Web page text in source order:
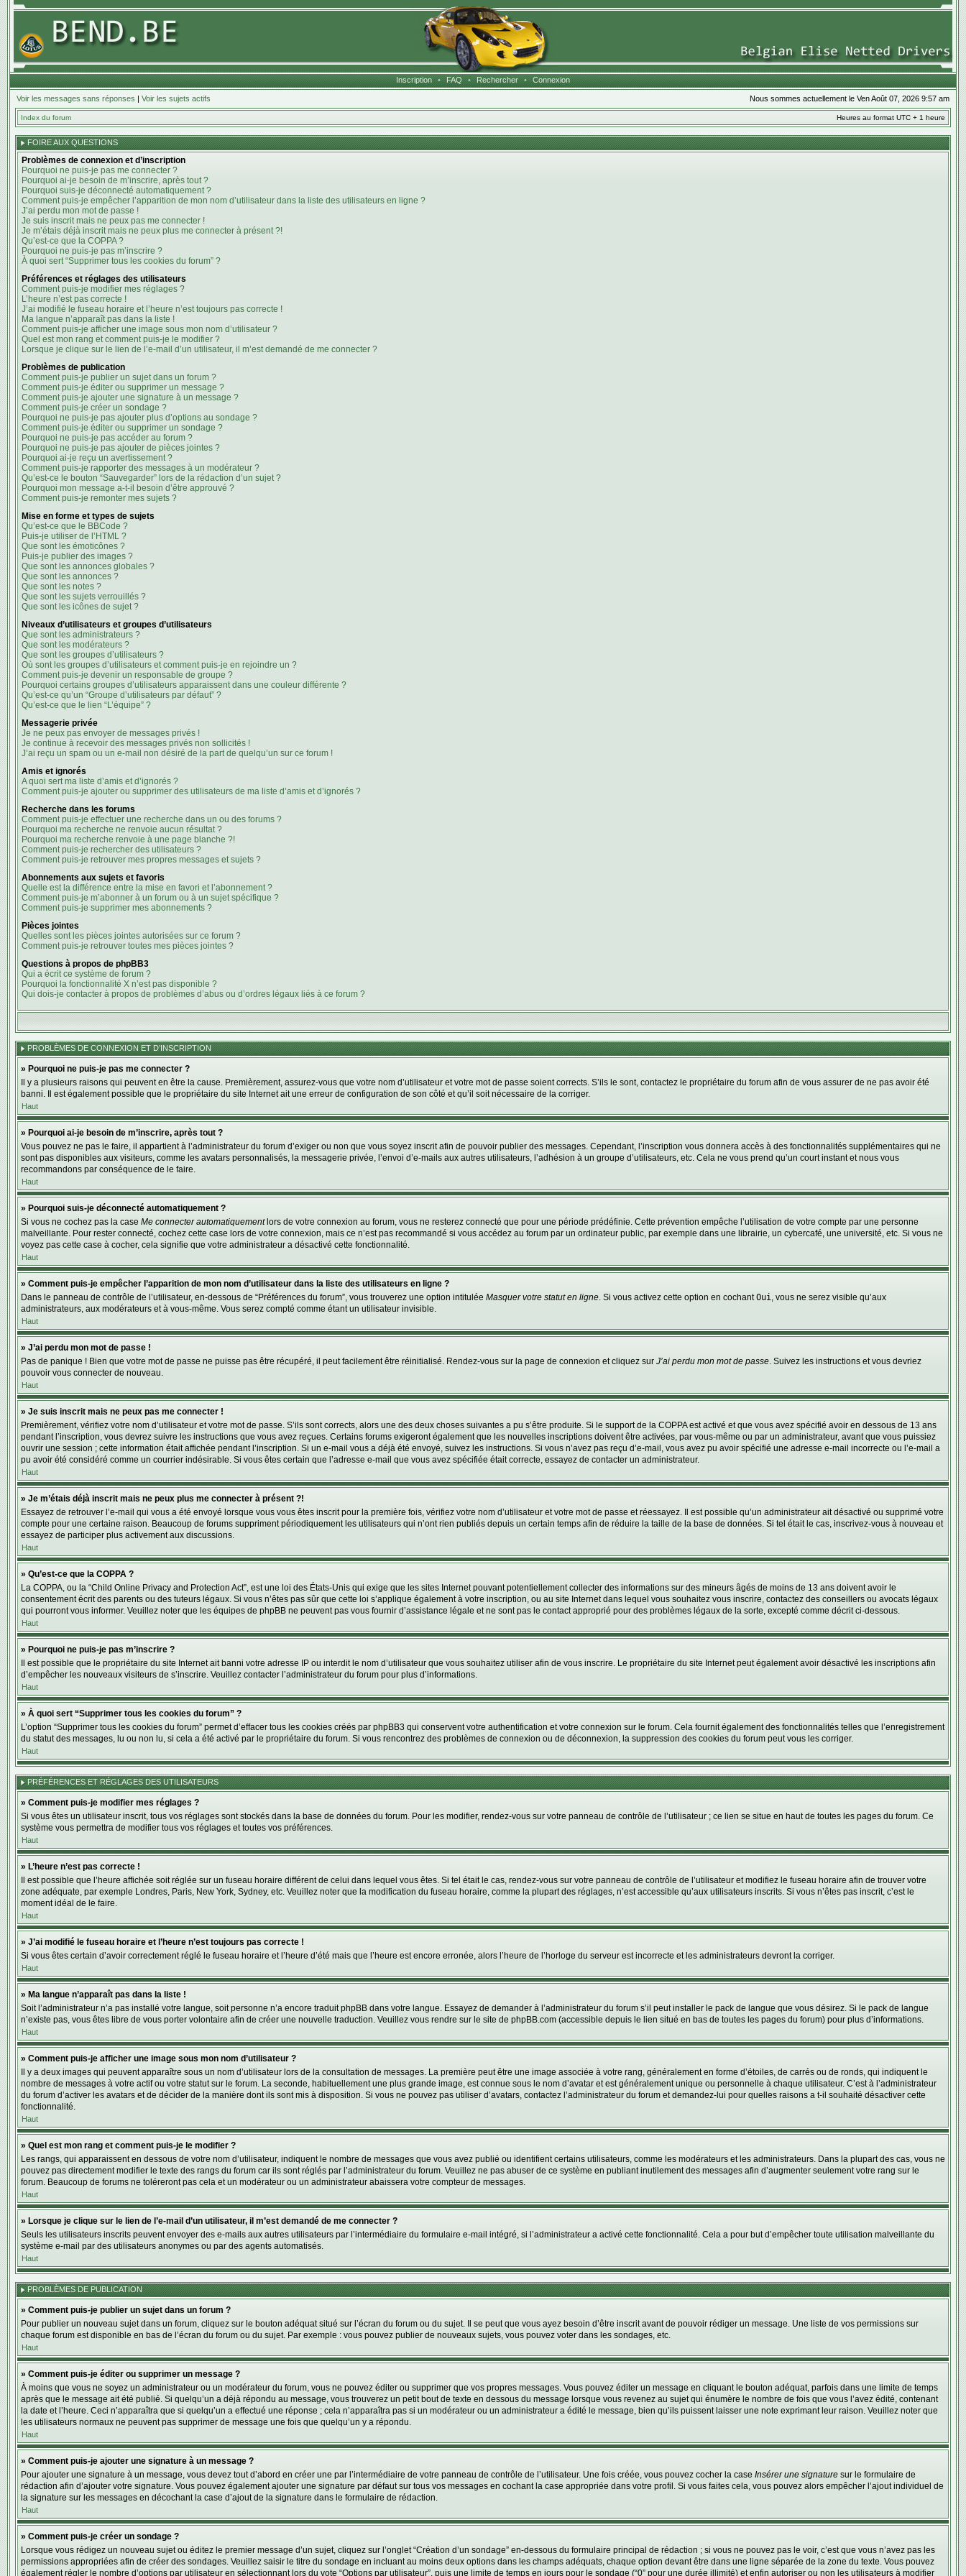
Inscription • FAQ • Rechercher • Connexion
Voir les messages sans réponses | Voir les sujets actifs Nous sommes actuellement le Ven Août 07, 2026 9:57 am
Index du forum Heures au format UTC + 1 heure
FOIRE AUX QUESTIONS
Problèmes de connexion et d’inscription
Pourquoi ne puis-je pas me connecter ?
Pourquoi ai-je besoin de m’inscrire, après tout ?
Pourquoi suis-je déconnecté automatiquement ?
Comment puis-je empêcher l’apparition de mon nom d’utilisateur dans la liste des utilisateurs en ligne ?
J’ai perdu mon mot de passe !
Je suis inscrit mais ne peux pas me connecter !
Je m’étais déjà inscrit mais ne peux plus me connecter à présent ?!
Qu’est-ce que la COPPA ?
Pourquoi ne puis-je pas m’inscrire ?
À quoi sert “Supprimer tous les cookies du forum” ?
Préférences et réglages des utilisateurs
Comment puis-je modifier mes réglages ?
L’heure n’est pas correcte !
J’ai modifié le fuseau horaire et l’heure n’est toujours pas correcte !
Ma langue n’apparaît pas dans la liste !
Comment puis-je afficher une image sous mon nom d’utilisateur ?
Quel est mon rang et comment puis-je le modifier ?
Lorsque je clique sur le lien de l’e-mail d’un utilisateur, il m’est demandé de me connecter ?
Problèmes de publication
Comment puis-je publier un sujet dans un forum ?
Comment puis-je éditer ou supprimer un message ?
Comment puis-je ajouter une signature à un message ?
Comment puis-je créer un sondage ?
Pourquoi ne puis-je pas ajouter plus d’options au sondage ?
Comment puis-je éditer ou supprimer un sondage ?
Pourquoi ne puis-je pas accéder au forum ?
Pourquoi ne puis-je pas ajouter de pièces jointes ?
Pourquoi ai-je reçu un avertissement ?
Comment puis-je rapporter des messages à un modérateur ?
Qu’est-ce le bouton “Sauvegarder” lors de la rédaction d’un sujet ?
Pourquoi mon message a-t-il besoin d’être approuvé ?
Comment puis-je remonter mes sujets ?
Mise en forme et types de sujets
Qu’est-ce que le BBCode ?
Puis-je utiliser de l’HTML ?
Que sont les émoticônes ?
Puis-je publier des images ?
Que sont les annonces globales ?
Que sont les annonces ?
Que sont les notes ?
Que sont les sujets verrouillés ?
Que sont les icônes de sujet ?
Niveaux d’utilisateurs et groupes d’utilisateurs
Que sont les administrateurs ?
Que sont les modérateurs ?
Que sont les groupes d’utilisateurs ?
Où sont les groupes d’utilisateurs et comment puis-je en rejoindre un ?
Comment puis-je devenir un responsable de groupe ?
Pourquoi certains groupes d’utilisateurs apparaissent dans une couleur différente ?
Qu’est-ce qu’un “Groupe d’utilisateurs par défaut” ?
Qu’est-ce que le lien “L’équipe” ?
Messagerie privée
Je ne peux pas envoyer de messages privés !
Je continue à recevoir des messages privés non sollicités !
J’ai reçu un spam ou un e-mail non désiré de la part de quelqu’un sur ce forum !
Amis et ignorés
A quoi sert ma liste d’amis et d’ignorés ?
Comment puis-je ajouter ou supprimer des utilisateurs de ma liste d’amis et d’ignorés ?
Recherche dans les forums
Comment puis-je effectuer une recherche dans un ou des forums ?
Pourquoi ma recherche ne renvoie aucun résultat ?
Pourquoi ma recherche renvoie à une page blanche ?!
Comment puis-je rechercher des utilisateurs ?
Comment puis-je retrouver mes propres messages et sujets ?
Abonnements aux sujets et favoris
Quelle est la différence entre la mise en favori et l’abonnement ?
Comment puis-je m’abonner à un forum ou à un sujet spécifique ?
Comment puis-je supprimer mes abonnements ?
Pièces jointes
Quelles sont les pièces jointes autorisées sur ce forum ?
Comment puis-je retrouver toutes mes pièces jointes ?
Questions à propos de phpBB3
Qui a écrit ce système de forum ?
Pourquoi la fonctionnalité X n’est pas disponible ?
Qui dois-je contacter à propos de problèmes d’abus ou d’ordres légaux liés à ce forum ?
PROBLÈMES DE CONNEXION ET D’INSCRIPTION
» Pourquoi ne puis-je pas me connecter ?
Il y a plusieurs raisons qui peuvent en être la cause. Premièrement, assurez-vous que votre nom d’utilisateur et votre mot de passe soient corrects. S’ils le sont, contactez le propriétaire du forum afin de vous assurer de ne pas avoir été
banni. Il est également possible que le propriétaire du site Internet ait une erreur de configuration de son côté et qu’il soit nécessaire de la corriger.
Haut
» Pourquoi ai-je besoin de m’inscrire, après tout ?
Vous pouvez ne pas le faire, il appartient à l’administrateur du forum d’exiger ou non que vous soyez inscrit afin de pouvoir publier des messages. Cependant, l’inscription vous donnera accès à des fonctionnalités supplémentaires qui ne
sont pas disponibles aux visiteurs, comme les avatars personnalisés, la messagerie privée, l’envoi d’e-mails aux autres utilisateurs, l’adhésion à un groupe d’utilisateurs, etc. Cela ne vous prend qu’un court instant et nous vous
recommandons par conséquence de le faire.
Haut
» Pourquoi suis-je déconnecté automatiquement ?
Si vous ne cochez pas la case Me connecter automatiquementlors de votre connexion au forum, vous ne resterez connecté que pour une période prédéfinie. Cette prévention empêche l’utilisation de votre compte par une personne
malveillante. Pour rester connecté, cochez cette case lors de votre connexion, mais ce n’est pas recommandé si vous accédez au forum par un ordinateur public, par exemple dans une librairie, un cybercafé, une université, etc. Si vous ne
voyez pas cette case à cocher, cela signifie que votre administrateur a désactivé cette fonctionnalité.
Haut
» Comment puis-je empêcher l’apparition de mon nom d’utilisateur dans la liste des utilisateurs en ligne ?
Dans le panneau de contrôle de l’utilisateur, en-dessous de “Préférences du forum”, vous trouverez une option intitulée Masquer votre statut en ligne. Si vous activez cette option en cochantOui, vous ne serez visible qu’aux
administrateurs, aux modérateurs et à vous-même. Vous serez compté comme étant un utilisateur invisible.
Haut
» J’ai perdu mon mot de passe !
Pas de panique ! Bien que votre mot de passe ne puisse pas être récupéré, il peut facilement être réinitialisé. Rendez-vous sur la page de connexion et cliquez sur J’ai perdu mon mot de passe. Suivez les instructions et vous devriez
pouvoir vous connecter de nouveau.
Haut
» Je suis inscrit mais ne peux pas me connecter !
Premièrement, vérifiez votre nom d’utilisateur et votre mot de passe. S’ils sont corrects, alors une des deux choses suivantes a pu s’être produite. Si le support de la COPPA est activé et que vous avez spécifié avoir en dessous de 13 ans
pendant l’inscription, vous devrez suivre les instructions que vous avez reçues. Certains forums exigeront également que les nouvelles inscriptions doivent être activées, par vous-même ou par un administrateur, avant que vous puissiez
ouvrir une session ; cette information était affichée pendant l’inscription. Si un e-mail vous a déjà été envoyé, suivez les instructions. Si vous n’avez pas reçu d’e-mail, vous avez pu avoir spécifié une adresse e-mail incorrecte ou l’e-mail a
pu avoir été considéré comme un courrier indésirable. Si vous êtes certain que l’adresse e-mail que vous avez spécifiée était correcte, essayez de contacter un administrateur.
Haut
» Je m’étais déjà inscrit mais ne peux plus me connecter à présent ?!
Essayez de retrouver l’e-mail qui vous a été envoyé lorsque vous vous êtes inscrit pour la première fois, vérifiez votre nom d’utilisateur et votre mot de passe et réessayez. Il est possible qu’un administrateur ait désactivé ou supprimé votre
compte pour une certaine raison. Beaucoup de forums suppriment périodiquement les utilisateurs qui n’ont rien publiés depuis un certain temps afin de réduire la taille de la base de données. Si tel était le cas, inscrivez-vous à nouveau et
essayez de participer plus activement aux discussions.
Haut
» Qu’est-ce que la COPPA ?
La COPPA, ou la “Child Online Privacy and Protection Act”, est une loi des États-Unis qui exige que les sites Internet pouvant potentiellement collecter des informations sur des mineurs âgés de moins de 13 ans doivent avoir le
consentement écrit des parents ou des tuteurs légaux. Si vous n’êtes pas sûr que cette loi s’applique également à votre inscription, ou au site Internet dans lequel vous souhaitez vous inscrire, contactez des conseillers ou avocats légaux
qui pourront vous informer. Veuillez noter que les équipes de phpBB ne peuvent pas vous fournir d’assistance légale et ne sont pas le contact approprié pour des problèmes légaux de la sorte, excepté comme décrit ci-dessous.
Haut
» Pourquoi ne puis-je pas m’inscrire ?
Il est possible que le propriétaire du site Internet ait banni votre adresse IP ou interdit le nom d’utilisateur que vous souhaitez utiliser afin de vous inscrire. Le propriétaire du site Internet peut également avoir désactivé les inscriptions afin
d’empêcher les nouveaux visiteurs de s’inscrire. Veuillez contacter l’administrateur du forum pour plus d’informations.
Haut
» À quoi sert “Supprimer tous les cookies du forum” ?
L’option “Supprimer tous les cookies du forum” permet d’effacer tous les cookies créés par phpBB3 qui conservent votre authentification et votre connexion sur le forum. Cela fournit également des fonctionnalités telles que l’enregistrement
du statut des messages, lu ou non lu, si cela a été activé par le propriétaire du forum. Si vous rencontrez des problèmes de connexion ou de déconnexion, la suppression des cookies du forum peut vous les corriger.
Haut
PRÉFÉRENCES ET RÉGLAGES DES UTILISATEURS
» Comment puis-je modifier mes réglages ?
Si vous êtes un utilisateur inscrit, tous vos réglages sont stockés dans la base de données du forum. Pour les modifier, rendez-vous sur votre panneau de contrôle de l’utilisateur ; ce lien se situe en haut de toutes les pages du forum. Ce
système vous permettra de modifier tous vos réglages et toutes vos préférences.
Haut
» L’heure n’est pas correcte !
Il est possible que l’heure affichée soit réglée sur un fuseau horaire différent de celui dans lequel vous êtes. Si tel était le cas, rendez-vous sur votre panneau de contrôle de l’utilisateur et modifiez le fuseau horaire afin de trouver votre
zone adéquate, par exemple Londres, Paris, New York, Sydney, etc. Veuillez noter que la modification du fuseau horaire, comme la plupart des réglages, n’est accessible qu’aux utilisateurs inscrits. Si vous n’êtes pas inscrit, c’est le
moment idéal de le faire.
Haut
» J’ai modifié le fuseau horaire et l’heure n’est toujours pas correcte !
Si vous êtes certain d’avoir correctement réglé le fuseau horaire et l’heure d’été mais que l’heure est encore erronée, alors l’heure de l’horloge du serveur est incorrecte et les administrateurs devront la corriger.
Haut
» Ma langue n’apparaît pas dans la liste !
Soit l’administrateur n’a pas installé votre langue, soit personne n’a encore traduit phpBB dans votre langue. Essayez de demander à l’administrateur du forum s’il peut installer le pack de langue que vous désirez. Si le pack de langue
n’existe pas, vous êtes libre de vous porter volontaire afin de créer une nouvelle traduction. Veuillez vous rendre sur le site de phpBB.com (accessible depuis le lien situé en bas de toutes les pages du forum) pour plus d’informations.
Haut
» Comment puis-je afficher une image sous mon nom d’utilisateur ?
Il y a deux images qui peuvent apparaître sous un nom d’utilisateur lors de la consultation de messages. La première peut être une image associée à votre rang, généralement en forme d’étoiles, de carrés ou de ronds, qui indiquent le
nombre de messages à votre actif ou votre statut sur le forum. La seconde, habituellement une plus grande image, est connue sous le nom d’avatar et est généralement unique ou personnelle à chaque utilisateur. C’est à l’administrateur
du forum d’activer les avatars et de décider de la manière dont ils sont mis à disposition. Si vous ne pouvez pas utiliser d’avatars, contactez l’administrateur du forum et demandez-lui pour quelles raisons a t-il souhaité désactiver cette
fonctionnalité.
Haut
» Quel est mon rang et comment puis-je le modifier ?
Les rangs, qui apparaissent en dessous de votre nom d’utilisateur, indiquent le nombre de messages que vous avez publié ou identifient certains utilisateurs, comme les modérateurs et les administrateurs. Dans la plupart des cas, vous ne
pouvez pas directement modifier le texte des rangs du forum car ils sont réglés par l’administrateur du forum. Veuillez ne pas abuser de ce système en publiant inutilement des messages afin d’augmenter seulement votre rang sur le
forum. Beaucoup de forums ne toléreront pas cela et un modérateur ou un administrateur abaissera votre compteur de messages.
Haut
» Lorsque je clique sur le lien de l’e-mail d’un utilisateur, il m’est demandé de me connecter ?
Seuls les utilisateurs inscrits peuvent envoyer des e-mails aux autres utilisateurs par l’intermédiaire du formulaire e-mail intégré, si l’administrateur a activé cette fonctionnalité. Cela a pour but d’empêcher toute utilisation malveillante du
système e-mail par des utilisateurs anonymes ou par des agents automatisés.
Haut
PROBLÈMES DE PUBLICATION
» Comment puis-je publier un sujet dans un forum ?
Pour publier un nouveau sujet dans un forum, cliquez sur le bouton adéquat situé sur l’écran du forum ou du sujet. Il se peut que vous ayez besoin d’être inscrit avant de pouvoir rédiger un message. Une liste de vos permissions sur
chaque forum est disponible en bas de l’écran du forum ou du sujet. Par exemple : vous pouvez publier de nouveaux sujets, vous pouvez voter dans les sondages, etc.
Haut
» Comment puis-je éditer ou supprimer un message ?
À moins que vous ne soyez un administrateur ou un modérateur du forum, vous ne pouvez éditer ou supprimer que vos propres messages. Vous pouvez éditer un message en cliquant le bouton adéquat, parfois dans une limite de temps
après que le message ait été publié. Si quelqu’un a déjà répondu au message, vous trouverez un petit bout de texte en dessous du message lorsque vous revenez au sujet qui énumère le nombre de fois que vous l’avez édité, contenant
la date et l’heure. Ceci n’apparaîtra que si quelqu’un a effectué une réponse ; cela n’apparaîtra pas si un modérateur ou un administrateur a édité le message, bien qu’ils puissent laisser une note exprimant leur raison. Veuillez noter que
les utilisateurs normaux ne peuvent pas supprimer de message une fois que quelqu’un y a répondu.
Haut
» Comment puis-je ajouter une signature à un message ?
Pour ajouter une signature à un message, vous devez tout d’abord en créer une par l’intermédiaire de votre panneau de contrôle de l’utilisateur. Une fois créée, vous pouvez cocher la case Insérer une signature sur le formulaire de
rédaction afin d’ajouter votre signature. Vous pouvez également ajouter une signature par défaut sur tous vos messages en cochant la case appropriée dans votre profil. Si vous faites cela, vous pouvez alors empêcher l’ajout individuel de
la signature sur les messages en décochant la case d’ajout de la signature dans le formulaire de rédaction.
Haut
» Comment puis-je créer un sondage ?
Lorsque vous rédigez un nouveau sujet ou éditez le premier message d’un sujet, cliquez sur l’onglet “Création d’un sondage” en-dessous du formulaire principal de rédaction ; si vous ne pouvez pas le voir, c’est que vous n’avez pas les
permissions appropriées afin de créer des sondages. Veuillez saisir le titre du sondage en incluant au moins deux options dans les champs adéquats, chaque option devant être dans une ligne séparée de la zone du texte. Vous pouvez
également régler le nombre d’options par utilisateur en sélectionnant lors du vote “Options par utilisateur”, puis une limite de temps en jours pour le sondage (“0” pour une durée illimité) et enfin autoriser ou non les utilisateurs à modifier